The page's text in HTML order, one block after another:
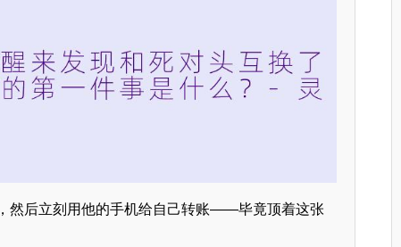
然后立刻用他的手机给自己转账——毕竟顶着这张